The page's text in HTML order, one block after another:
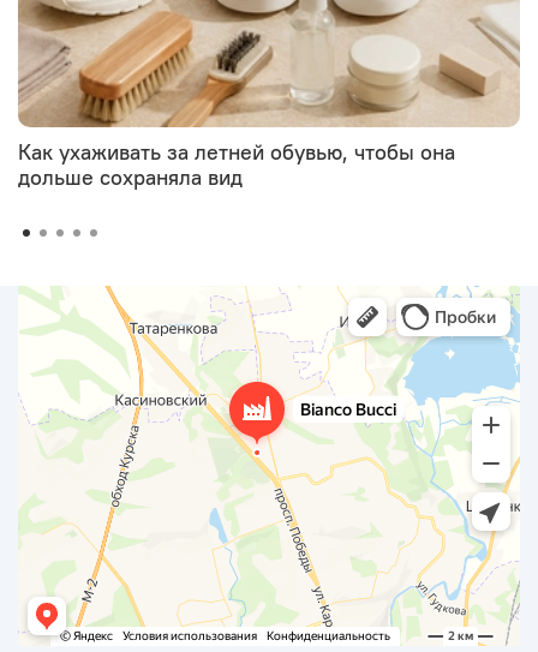
Как ухаживать за летней обувью, чтобы она
дольше сохраняла вид